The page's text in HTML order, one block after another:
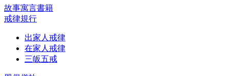
故事寓言書籍
戒律規行
出家人戒律
在家人戒律
三皈五戒